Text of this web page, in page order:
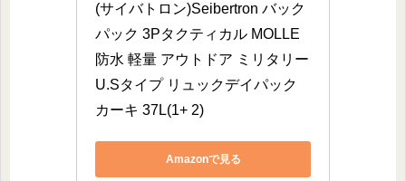
(サイバトロン)Seibertron バック
パック 3Pタクティカル MOLLE
防水 軽量 アウトドア ミリタリー
U.Sタイプ リュックデイパック
カーキ 37L(1+ 2)
Amazonで見る